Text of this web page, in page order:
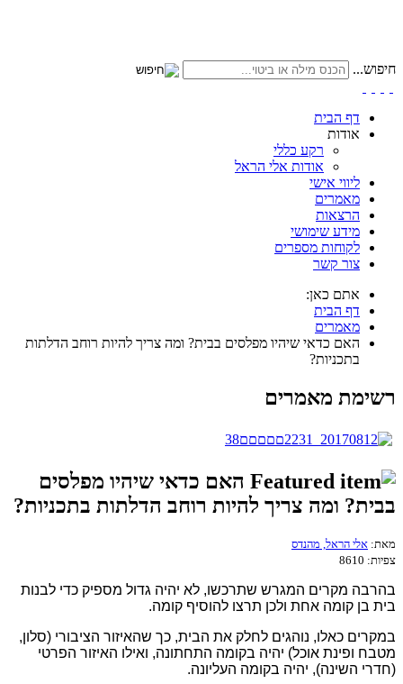
חיפוש...
דף הבית
אודות
רקע כללי
אודות אלי הראל
ליווי אישי
מאמרים
הרצאות
מידע שימושי
לקוחות מספרים
צור קשר
אתם כאן:
דף הבית
מאמרים
האם כדאי שיהיו מפלסים בבית? ומה צריך להיות רוחב הדלתות
בתכניות?
רשימת מאמרים
האם כדאי שיהיו מפלסים
בבית? ומה צריך להיות רוחב הדלתות בתכניות?
מאת: אלי הראל, מהנדס
צפיות: 8610
בהרבה מקרים המגרש שתרכשו, לא יהיה גדול מספיק כדי לבנות
בית בן קומה אחת ולכן תרצו להוסיף קומה.
במקרים כאלו, נוהגים לחלק את הבית, כך שהאיזור הציבורי (סלון,
מטבח ופינת אוכל) יהיה בקומה התחתונה, ואילו האיזור הפרטי
(חדרי השינה), יהיה בקומה העליונה.